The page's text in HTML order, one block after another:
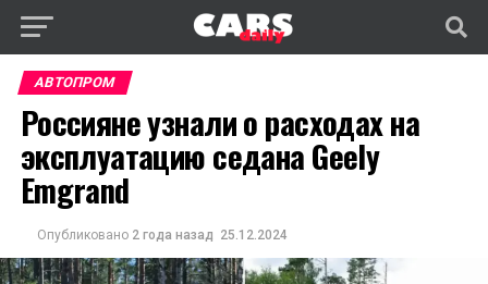
АВТОПРОМ
Россияне узнали о расходах на
эксплуатацию седана Geely
Emgrand
Опубликовано 2 года назад 25.12.2024